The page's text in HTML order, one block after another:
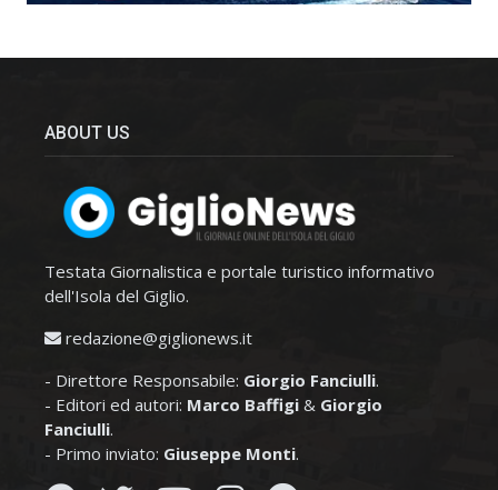
ABOUT US
Testata Giornalistica e portale turistico informativo
dell'Isola del Giglio.
redazione@giglionews.it
- Direttore Responsabile: Giorgio Fanciulli.
- Editori ed autori: Marco Baffigi & Giorgio
Fanciulli.
- Primo inviato: Giuseppe Monti.